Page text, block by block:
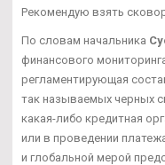
Рекомендую взять
По словам начальника
финансового
регламентирующая
так называемых черных
какая-либо кредитная
или в проведении
и глобальной мерой